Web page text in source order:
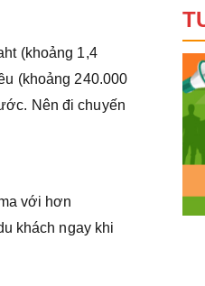
(khoảng 1,4
(khoảng 240.000
Nên đi chuyến
với hơn
khách ngay khi